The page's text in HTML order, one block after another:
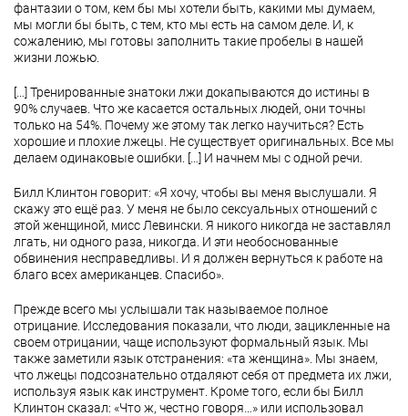
фантазии о том, кем бы мы хотели быть, какими мы думаем,
мы могли бы быть, с тем, кто мы есть на самом деле. И, к
сожалению, мы готовы заполнить такие пробелы в нашей
жизни ложью.
[…] Тренированные знатоки лжи докапываются до истины в
90% случаев. Что же касается остальных людей, они точны
только на 54%. Почему же этому так легко научиться? Есть
хорошие и плохие лжецы. Не существует оригинальных. Все мы
делаем одинаковые ошибки. […] И начнем мы с одной речи.
Билл Клинтон говорит: «Я хочу, чтобы вы меня выслушали. Я
скажу это ещё раз. У меня не было сексуальных отношений с
этой женщиной, мисс Левински. Я никого никогда не заставлял
лгать, ни одного раза, никогда. И эти необоснованные
обвинения несправедливы. И я должен вернуться к работе на
благо всех американцев. Спасибо».
Прежде всего мы услышали так называемое полное
отрицание. Исследования показали, что люди, зацикленные на
своем отрицании, чаще используют формальный язык. Мы
также заметили язык отстранения: «та женщина». Мы знаем,
что лжецы подсознательно отдаляют себя от предмета их лжи,
используя язык как инструмент. Кроме того, если бы Билл
Клинтон сказал: «Что ж, честно говоря…» или использовал